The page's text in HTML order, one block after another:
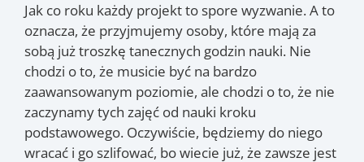
Jak co roku każdy projekt to spore wyzwanie. A to
oznacza, że przyjmujemy osoby, które mają za
sobą już troszkę tanecznych godzin nauki. Nie
chodzi o to, że musicie być na bardzo
zaawansowanym poziomie, ale chodzi o to, że nie
zaczynamy tych zajęć od nauki kroku
podstawowego. Oczywiście, będziemy do niego
wracać i go szlifować, bo wiecie już, że zawsze jest